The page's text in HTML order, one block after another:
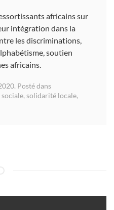
africains sur
intégration dans la
les discriminations,
soutien
africains.
Posté dans
solidarité locale,